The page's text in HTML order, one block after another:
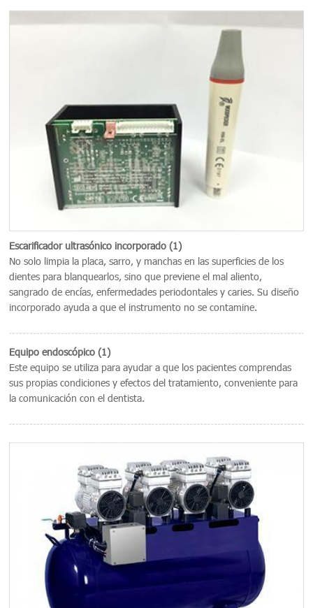
Escarificador ultrasónico incorporado (1)
No solo limpia la placa, sarro, y manchas en las superficies de los
dientes para blanquearlos, sino que previene el mal aliento,
sangrado de encías, enfermedades periodontales y caries. Su diseño
incorporado ayuda a que el instrumento no se contamine.
Equipo endoscópico (1)
Este equipo se utiliza para ayudar a que los pacientes comprendas
sus propias condiciones y efectos del tratamiento, conveniente para
la comunicación con el dentista.